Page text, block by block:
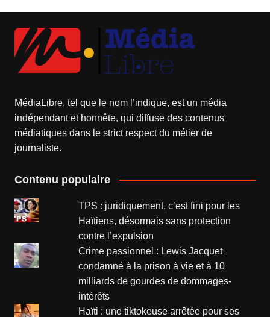
MédiaLibre, tel que le nom l’indique, est un média
indépendant et honnête, qui diffuse des contenus
médiatiques dans le strict respect du métier de
journaliste.
Contenu populaire
TPS : juridiquement, c’est fini pour les
Haïtiens, désormais sans protection
contre l’expulsion
Crime passionnel : Lewis Jacquet
condamné à la prison à vie et à 10
milliards de gourdes de dommages-
intérêts
Haïti : une tiktokeuse arrêtée pour ses